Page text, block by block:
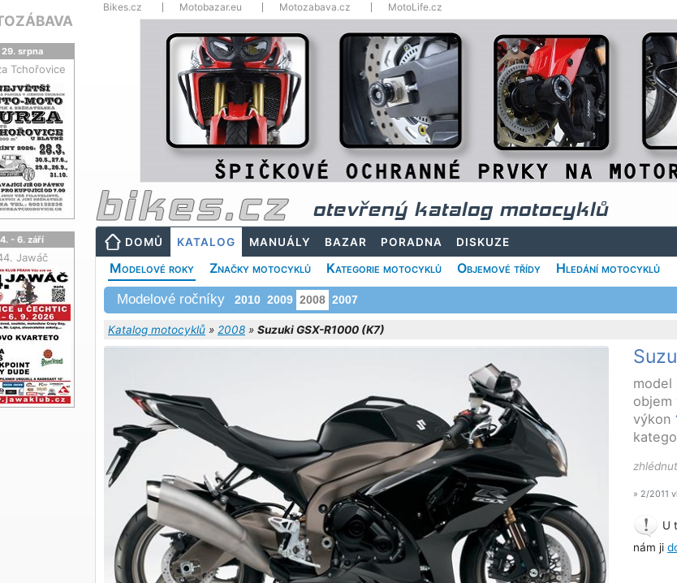
Bikes.cz Motobazar.eu Motozabava.cz MotoLife.cz
otevřený katalog motocyklů
DOMŮ KATALOG MANUÁLY BAZAR PORADNA DISKUZE
Modelové roky Značky motocyklů Kategorie motocyklů Objemové třídy Hledání motocyklů
Modelové ročníky 2010 2009 2008 2007
Katalog motocyklů » 2008 » Suzuki GSX-R1000 (K7)
model
objem
výkon
» 2/2011
U
nám ji
29. srpna
Tchořovice
4. - 6. září
Jawáč